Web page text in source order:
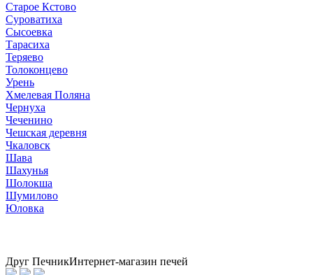
Старое Кстово
Суроватиха
Сысоевка
Тарасиха
Теряево
Толоконцево
Урень
Хмелевая Поляна
Чернуха
Чеченино
Чешская деревня
Чкаловск
Шава
Шахунья
Шолокша
Шумилово
Юловка
Друг ПечникИнтернет-магазин печей